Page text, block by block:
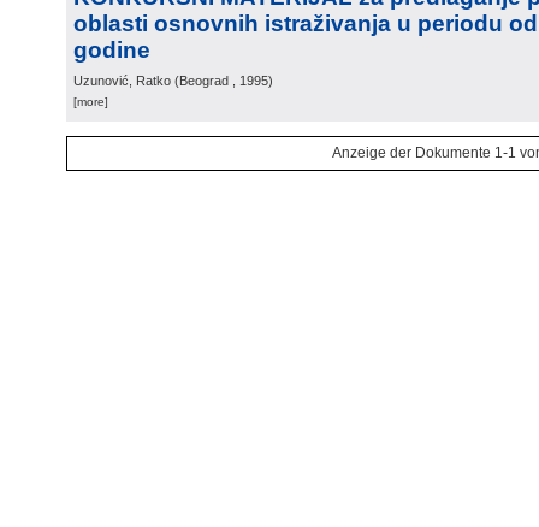
oblasti osnovnih istraživanja u periodu od
godine
Uzunović, Ratko (Beograd , 1995)
[more]
Anzeige der Dokumente 1-1